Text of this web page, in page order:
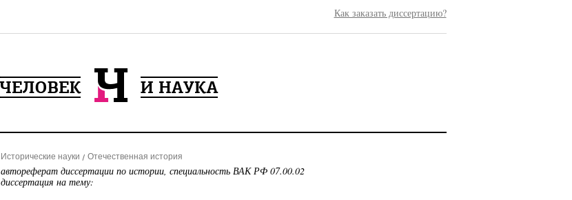
Как заказать диссертацию?
Исторические науки Отечественная история
автореферат диссертации по истории, специальность ВАК РФ 07.00.02
диссертация на тему: